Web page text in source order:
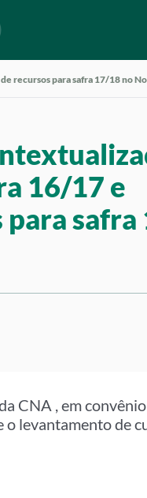
recursos para safra 17/18 no
16/17 e
safra
CNA , em
levantamento de